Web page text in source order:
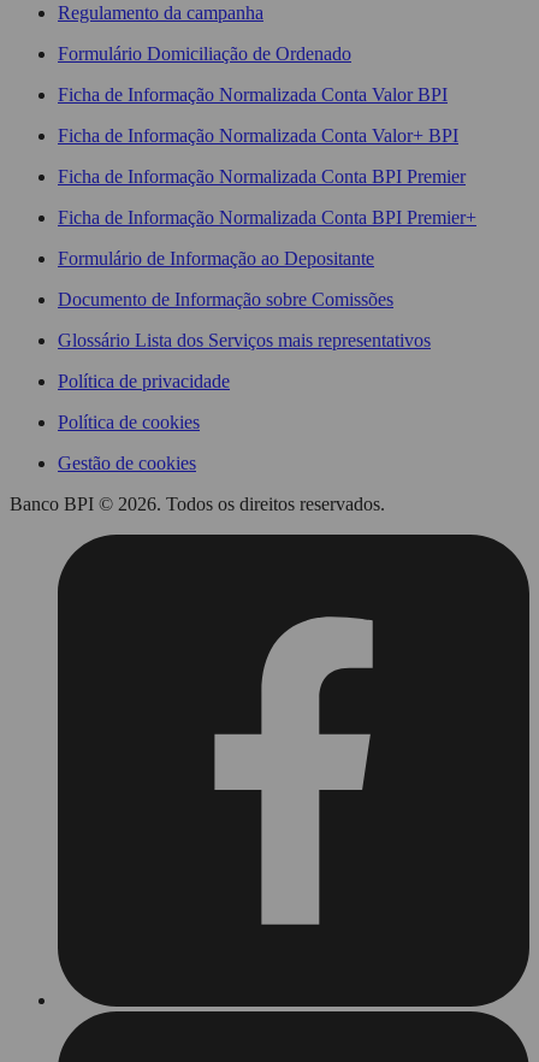
Regulamento da campanha
Formulário Domiciliação de Ordenado
Ficha de Informação Normalizada Conta Valor BPI
Ficha de Informação Normalizada Conta Valor+ BPI
Ficha de Informação Normalizada Conta BPI Premier
Ficha de Informação Normalizada Conta BPI Premier+
Formulário de Informação ao Depositante
Documento de Informação sobre Comissões
Glossário Lista dos Serviços mais representativos
Política de privacidade
Política de cookies
Gestão de cookies
Banco BPI © 2026. Todos os direitos reservados.